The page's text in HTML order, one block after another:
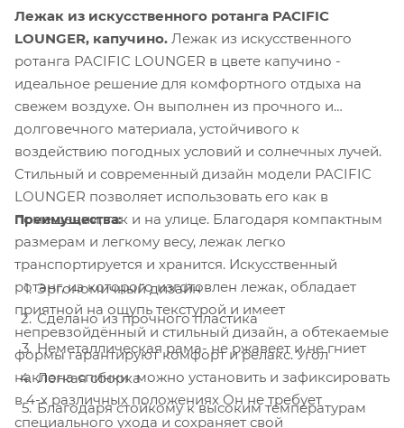
Лежак из искусственного ротанга PACIFIC
LOUNGER, капучино. Лежак из искусственного
ротанга PACIFIC LOUNGER в цвете капучино -
идеальное решение для комфортного отдыха на
свежем воздухе. Он выполнен из прочного и
долговечного материала, устойчивого к
воздействию погодных условий и солнечных лучей.
Стильный и современный дизайн модели PACIFIC
LOUNGER позволяет использовать его как в
помещении, так и на улице. Благодаря компактным
размерам и легкому весу, лежак легко
транспортируется и хранится. Искусственный
ротанг, из которого изготовлен лежак, обладает
приятной на ощупь текстурой и имеет
непревзойдённый и стильный дизайн, а обтекаемые
формы гарантируют комфорт и релакс. Угол
наклона спинки можно установить и зафиксировать
в 4-х различных положениях Он не требует
специального ухода и сохраняет свой
Преимущества:
Эргономичный дизайн
Сделано из прочного пластика
Неметаллическая рама- не ржавеет и не гниет
Легкая сборка
Благодаря стойкому к высоким температурам